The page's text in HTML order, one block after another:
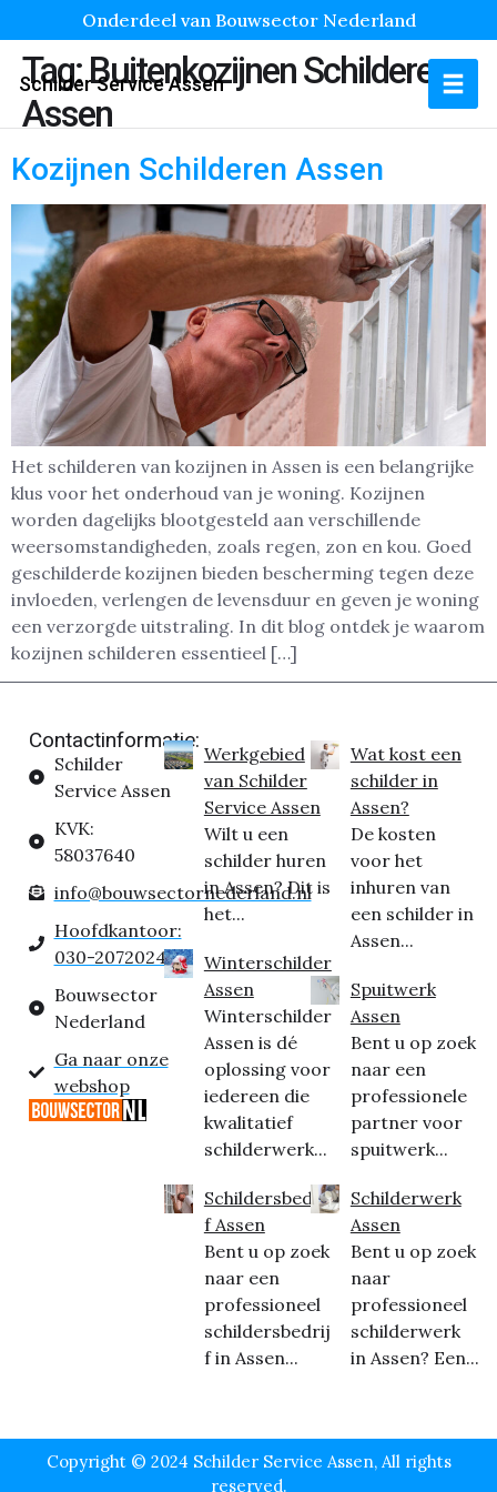
Onderdeel van Bouwsector Nederland
Schilder Service Assen
Tag:Buitenkozijnen Schilderen
Assen
Kozijnen Schilderen Assen
Het schilderen van kozijnen in Assen is een belangrijke
klus voor het onderhoud van je woning. Kozijnen
worden dagelijks blootgesteld aan verschillende
weersomstandigheden, zoals regen, zon en kou. Goed
geschilderde kozijnen bieden bescherming tegen deze
invloeden, verlengen de levensduur en geven je woning
een verzorgde uitstraling. In dit blog ontdek je waarom
kozijnen schilderen essentieel […]
Contactinformatie:
Schilder
Service Assen
KVK:
58037640
info@bouwsectornederland.nl
Hoofdkantoor:
030-2072024
Bouwsector
Nederland
Ga naar onze
webshop
Werkgebied
van Schilder
Service Assen
Wilt u een
schilder huren
in Assen? Dit is
het...
Winterschilder
Assen
Winterschilder
Assen is dé
oplossing voor
iedereen die
kwalitatief
schilderwerk...
Schildersbedrij
f Assen
Bent u op zoek
naar een
professioneel
schildersbedrij
f in Assen...
Wat kost een
schilder in
Assen?
De kosten
voor het
inhuren van
een schilder in
Assen...
Spuitwerk
Assen
Bent u op zoek
naar een
professionele
partner voor
spuitwerk...
Schilderwerk
Assen
Bent u op zoek
naar
professioneel
schilderwerk
in Assen? Een...
Copyright © 2024 Schilder Service Assen, All rights
reserved.